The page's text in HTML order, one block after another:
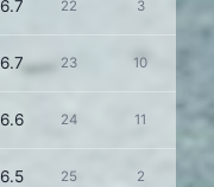
22 3
23 10
24 11
25 2